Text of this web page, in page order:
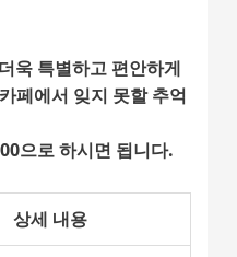
더욱 특별하고 편안하게
페에서 잊지 못할 추억
으로 하시면 됩니다.
상세 내용